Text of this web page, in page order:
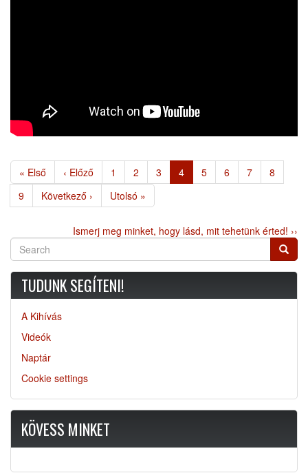
Oldalszámozás
Első
oldal
« Első
Előző
oldal
‹ Előző Page
1 Page
2 Page
3
Jelenlegi
oldal
4 Page
5 Page
6 Page
7 Page
8
Page
9
Következő
oldal
Következő ›
Utolsó
oldal
Utolsó »
Ismerj meg minket, hogy lásd, mit tehetünk érted! ››
Search
TUDUNK SEGÍTENI!
A Kihívás
Videók
Naptár
Cookie settings
KÖVESS MINKET